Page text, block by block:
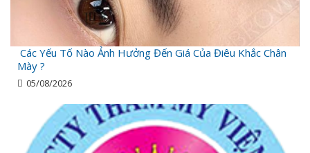
Các Yếu Tố Nào Ảnh Hưởng Đến Giá Của Điêu Khắc Chân
Mày ?
05/08/2026